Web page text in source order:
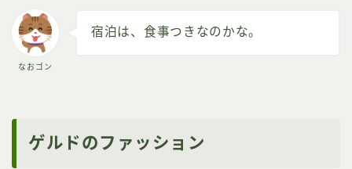
なおゴン
宿泊は、食事つきなのかな。
ゲルドのファッション